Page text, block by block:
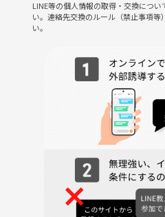
* ソフトドリンク飲み放題：500円
* アルコール飲み放題：1,000円
3️⃣ 自己紹介シート記入
話すのが苦手でも大丈夫。簡単なプ
4️⃣ カフェ会スタート！
主催者も一緒にトークへ参加します
人数に応じて1〜2回、席替えタイム
より多くの方と交流できます♪
LINE等の個人情報の取得・交換につ
い。連絡先交換のルール（禁止事項等
い。